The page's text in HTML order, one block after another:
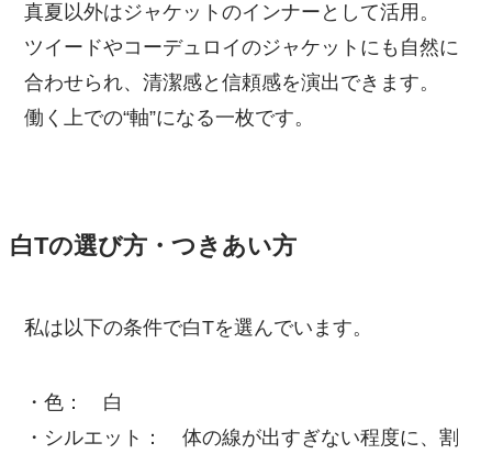
真夏以外はジャケットのインナーとして活用。
ツイードやコーデュロイのジャケットにも自然に
合わせられ、清潔感と信頼感を演出できます。
働く上での“軸”になる一枚です。
白Tの選び方・つきあい方
私は以下の条件で白Tを選んでいます。
・色： 白
・シルエット： 体の線が出すぎない程度に、割